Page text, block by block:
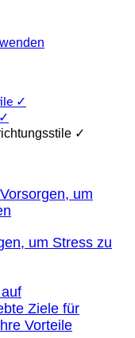
✓
um Stress zu